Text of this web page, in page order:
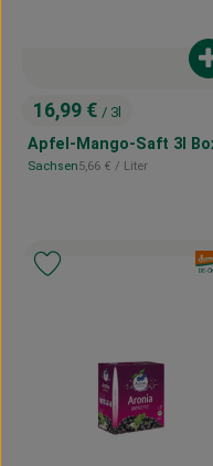
, Preis:
16,99 € / 3l
Apfel-Mango-Saft 3l
, Herkunft:
Sachsen, Referenzpreis:
5,66 € / Liter
,
,DE-
Produkt zu Favouriten